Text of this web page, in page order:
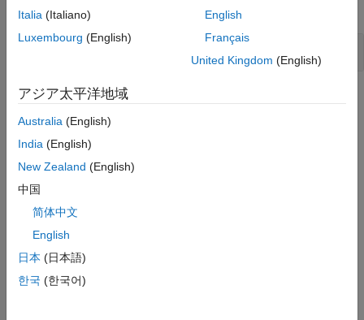
Stateflow API オブジェクト関数
トピック
Stateflow API の概要
MATLAB コマンドを使用して、Stateflow チャートを作成および
編集します。
Stateflow オブジェクトの作成と削除
オブジェクトの追加と削除によって Stateflow チャートを設計す
る。
Stateflow チャート内のオブジェクトへのアクセス
Italia (Italiano)
Luxembourg (English)
English
Français
United Kingdom (English)
アジア太平洋地域
Australia (English)
India (English)
New Zealand (English)
中国
简体中文
English
日本 (日本語)
한국 (한국어)